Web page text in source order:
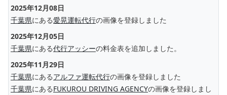
2025年12月08日
千葉県にある愛晃運転代行の画像を登録しました
2025年12月05日
千葉県にある代行アッシーの料金表を追加しました。
2025年11月29日
千葉県にあるアルファ運転代行の画像を登録しました
千葉県にあるFUKUROU DRIVING AGENCYの画像を登録しまし